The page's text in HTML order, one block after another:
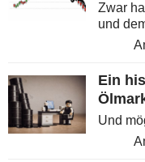
Zwar
und
einer
sein.
Ein
Und